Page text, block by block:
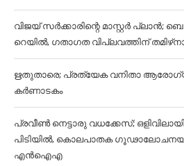
വിജയ് സര്‍ക്കാരിന്റെ മാസ്റ്റര്‍ പ്ലാന്‍;
റെയില്‍, ഗതാഗത വിപ്ലവത്തിന്
ഋതുതാരെ; പ്രത്യേക വനിതാ ആരോഗ്യ
കര്‍ണാടകം
പ്രവീൺ നെട്ടാരു വധക്കേസ്;
പിടിയിൽ, കൊലപാതക
എൻഐഎ